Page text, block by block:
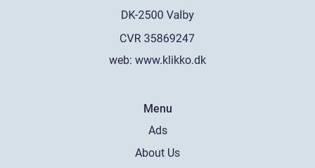
web: www.klikko.dk
Menu
Ads
About Us